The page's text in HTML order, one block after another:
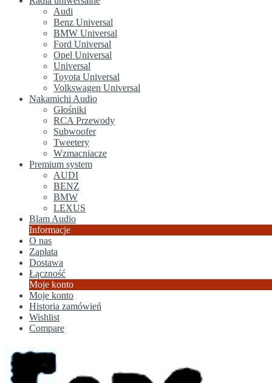
Audi
Benz Universal
BMW Universal
Ford Universal
Opel Universal
Universal
Toyota Universal
Volkswagen Universal
Nakamichi Audio
Głośniki
RCA Przewody
Subwoofer
Tweetery
Wzmacniacze
Premium system
AUDI
BENZ
BMW
LEXUS
Blam Audio
Informacje
O nas
Zapłata
Dostawa
Łączność
Moje konto
Moje konto
Historia zamówień
Wishlist
Compare